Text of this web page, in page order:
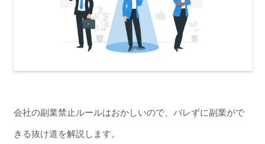
会社の副業禁止ルールはおかしいので、バレずに副業がで
きる抜け道を解説します。